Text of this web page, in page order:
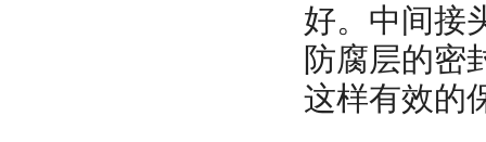
好。中间接
防腐层的密
这样有效的